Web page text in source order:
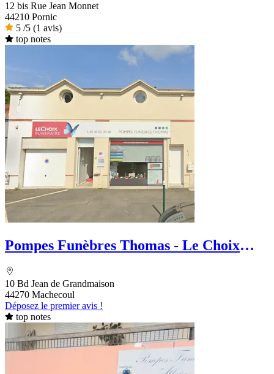
12 bis Rue Jean Monnet
44210 Pornic
5 /5 (1 avis)
top notes
Pompes Funèbres Thomas - Le Choix
10 Bd Jean de Grandmaison
44270 Machecoul
Déposez le premier avis !
top notes